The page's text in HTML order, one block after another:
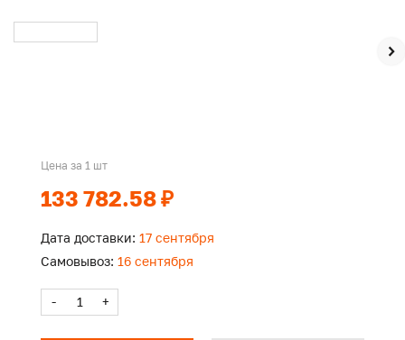
Цена за 1 шт
133 782.58 ₽
Дата доставки: 17 сентября
Самовывоз: 16 сентября
- +